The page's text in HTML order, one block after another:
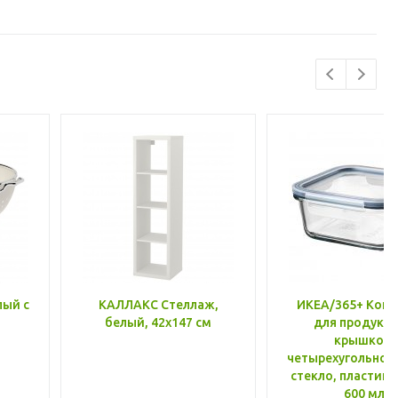
с
КАЛЛАКС Стеллаж,
белый, 42x147 см
ИКЕА/365+
для
крышкой,
стекло, пластик
600 мл